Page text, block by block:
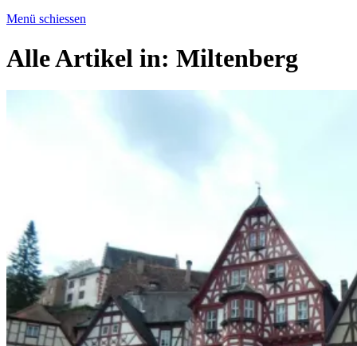
Menü schiessen
Alle Artikel in: Miltenberg